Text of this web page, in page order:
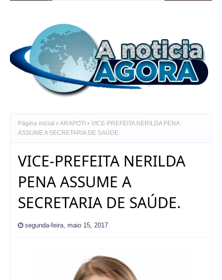
Página inicial ARAPOTI
VICE-PREFEITA NERILDA PENA
ASSUME A SECRETARIA DE SAÚDE.
VICE-PREFEITA NERILDA
PENA ASSUME A
SECRETARIA DE SAÚDE.
segunda-feira, maio 15, 2017